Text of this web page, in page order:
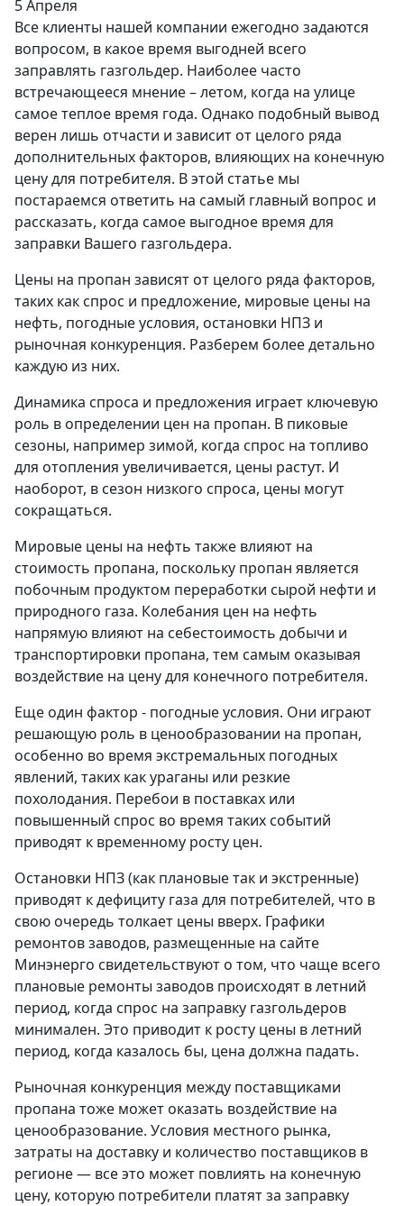
5 Апреля
Все клиенты нашей компании ежегодно задаются
вопросом, в какое время выгодней всего
заправлять газгольдер. Наиболее часто
встречающееся мнение – летом, когда на улице
самое теплое время года. Однако подобный вывод
верен лишь отчасти и зависит от целого ряда
дополнительных факторов, влияющих на конечную
цену для потребителя. В этой статье мы
постараемся ответить на самый главный вопрос и
рассказать, когда самое выгодное время для
заправки Вашего газгольдера.
Цены на пропан зависят от целого ряда факторов,
таких как спрос и предложение, мировые цены на
нефть, погодные условия, остановки НПЗ и
рыночная конкуренция. Разберем более детально
каждую из них.
Динамика спроса и предложения играет ключевую
роль в определении цен на пропан. В пиковые
сезоны, например зимой, когда спрос на топливо
для отопления увеличивается, цены растут. И
наоборот, в сезон низкого спроса, цены могут
сокращаться.
Мировые цены на нефть также влияют на
стоимость пропана, поскольку пропан является
побочным продуктом переработки сырой нефти и
природного газа. Колебания цен на нефть
напрямую влияют на себестоимость добычи и
транспортировки пропана, тем самым оказывая
воздействие на цену для конечного потребителя.
Еще один фактор - погодные условия. Они играют
решающую роль в ценообразовании на пропан,
особенно во время экстремальных погодных
явлений, таких как ураганы или резкие
похолодания. Перебои в поставках или
повышенный спрос во время таких событий
приводят к временному росту цен.
Остановки НПЗ (как плановые так и экстренные)
приводят к дефициту газа для потребителей, что в
свою очередь толкает цены вверх. Графики
ремонтов заводов, размещенные на сайте
Минэнерго свидетельствуют о том, что чаще всего
плановые ремонты заводов происходят в летний
период, когда спрос на заправку газгольдеров
минимален. Это приводит к росту цены в летний
период, когда казалось бы, цена должна падать.
Рыночная конкуренция между поставщиками
пропана тоже может оказать воздействие на
ценообразование. Условия местного рынка,
затраты на доставку и количество поставщиков в
регионе — все это может повлиять на конечную
цену, которую потребители платят за заправку